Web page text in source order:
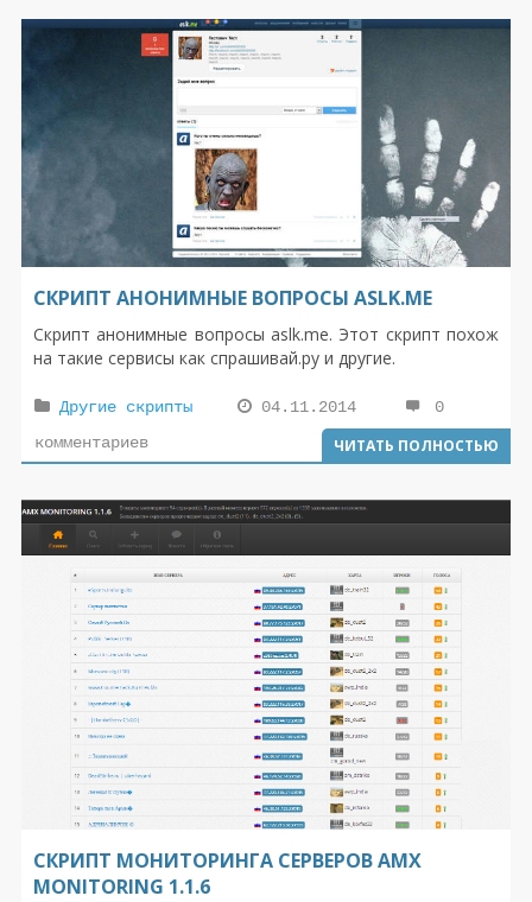
html-код ссылки с вашего сайта или размещать
непосредственно на Facebook или Twitter.
СКРИПТ АНОНИМНЫЕ ВОПРОСЫ ASLK.ME
Скрипт анонимные вопросы aslk.me. Этот скрипт похож
на такие сервисы как спрашивай.ру и другие.
Другие скрипты 04.11.2014
0
комментариев
ЧИТАТЬ ПОЛНОСТЬЮ
CКРИПТ МОНИТОРИНГА СЕРВЕРОВ AMX
MONITORING 1.1.6